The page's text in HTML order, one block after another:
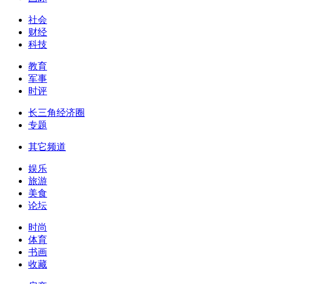
社会
财经
科技
教育
军事
时评
长三角经济圈
专题
其它频道
娱乐
旅游
美食
论坛
时尚
体育
书画
收藏